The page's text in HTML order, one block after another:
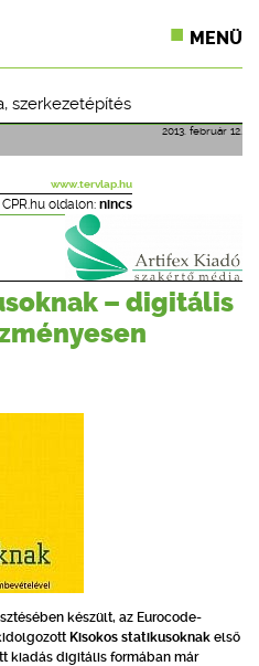
MENÜ
SEGÉDLETEK
, szerkezetépítés
2013. február 12.
www.tervlap.hu
oldalon: nincs
– digitális
készült, az Eurocode-
Kisokos statikusoknak első
kiadás digitális formában már